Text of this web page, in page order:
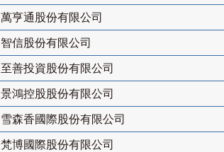
萬亨通股份有限公司
智信股份有限公司
至善投資股份有限公司
景鴻控股股份有限公司
雪森香國際股份有限公司
梵博國際股份有限公司